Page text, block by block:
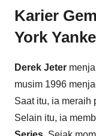
Karier
York
Derek Jeter
musim 1996
Saat itu, ia meraih
Selain itu, ia